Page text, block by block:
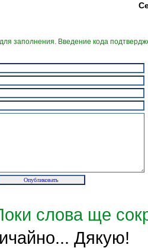
заполнения. Введение кода
слова ще
Дякую!